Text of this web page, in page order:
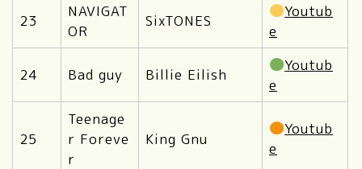
23
NAVIGAT
OR
SixTONES
Youtub
e
24 Bad guy Billie Eilish
Youtub
e
25
Teenage
r Foreve
r
King Gnu
Youtub
e